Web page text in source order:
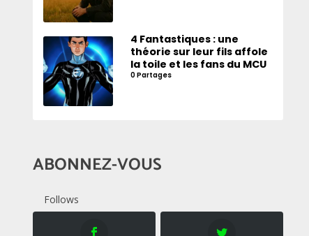
4 Fantastiques : une
théorie sur leur fils affole
la toile et les fans du MCU
0 Partages
ABONNEZ-VOUS
Follows